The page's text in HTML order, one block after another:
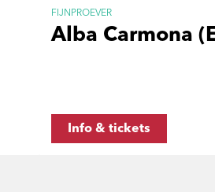
Alba Carmona
FIJNPROEVER
Info & tickets